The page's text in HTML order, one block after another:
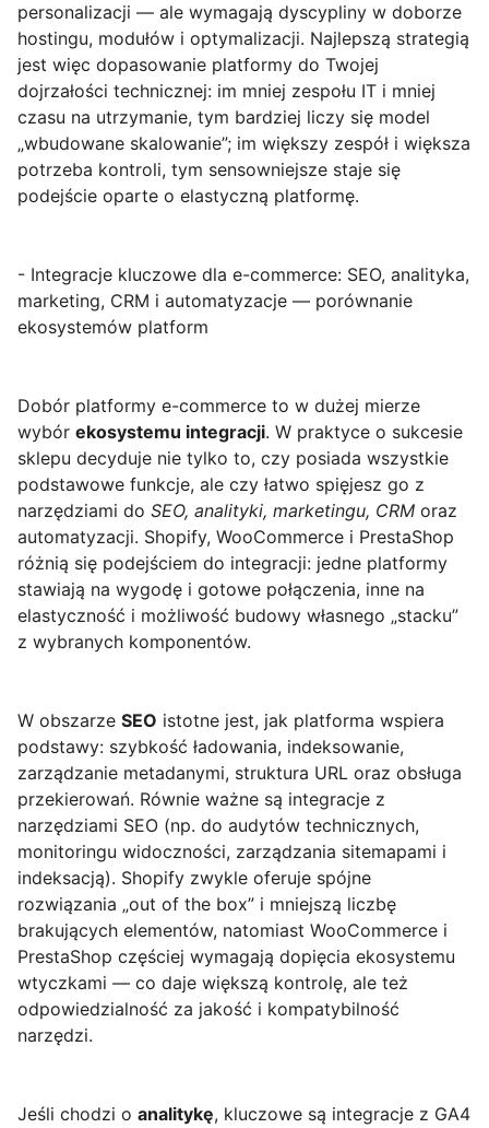
personalizacji — ale wymagają dyscypliny w doborze
hostingu, modułów i optymalizacji. Najlepszą strategią
jest więc dopasowanie platformy do Twojej
dojrzałości technicznej: im mniej zespołu IT i mniej
czasu na utrzymanie, tym bardziej liczy się model
„wbudowane skalowanie”; im większy zespół i większa
potrzeba kontroli, tym sensowniejsze staje się
podejście oparte o elastyczną platformę.
- Integracje kluczowe dla e-commerce: SEO, analityka,
marketing, CRM i automatyzacje — porównanie
ekosystemów platform
Dobór platformy e-commerce to w dużej mierze
wybór ekosystemu integracji. W praktyce o sukcesie
sklepu decyduje nie tylko to, czy posiada wszystkie
podstawowe funkcje, ale czy łatwo spięjesz go z
narzędziami do SEO, analityki, marketingu, CRM oraz
automatyzacji. Shopify, WooCommerce i PrestaShop
różnią się podejściem do integracji: jedne platformy
stawiają na wygodę i gotowe połączenia, inne na
elastyczność i możliwość budowy własnego „stacku”
z wybranych komponentów.
W obszarze SEO istotne jest, jak platforma wspiera
podstawy: szybkość ładowania, indeksowanie,
zarządzanie metadanymi, struktura URL oraz obsługa
przekierowań. Równie ważne są integracje z
narzędziami SEO (np. do audytów technicznych,
monitoringu widoczności, zarządzania sitemapami i
indeksacją). Shopify zwykle oferuje spójne
rozwiązania „out of the box” i mniejszą liczbę
brakujących elementów, natomiast WooCommerce i
PrestaShop częściej wymagają dopięcia ekosystemu
wtyczkami — co daje większą kontrolę, ale też
odpowiedzialność za jakość i kompatybilność
narzędzi.
Jeśli chodzi o analitykę, kluczowe są integracje z GA4